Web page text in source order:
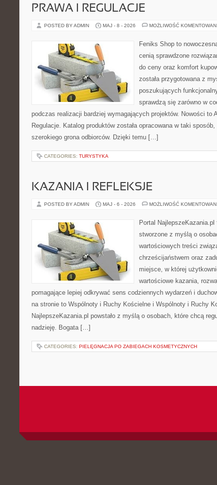
PRAWA I REGULACJE
POSTED BY ADMIN MAJ - 8 - 2026 MOŻLIWOŚĆ
Feniks Shop to
cenią sprawdzone
do ceny oraz komfort
została przygotowana z
poszukujących
sprawdzą się zarówno w
podczas realizacji bardziej wymagających projektów. Nowości to
Regulacje. Katalog produktów została opracowana w taki
szerokiego grona odbiorców. Dzięki temu […]
CATEGORIES: TURYSTYKA
KAZANIA I REFLEKSJE
POSTED BY ADMIN MAJ - 6 - 2026 MOŻLIWOŚĆ
Portal
stworzone z myślą o
wartościowych treści
chrześcijaństwem oraz
miejsce, w której
wartościowe kazania,
pomagające lepiej odkrywać sens codziennych wydarzeń i
na stronie to Wspólnoty i Ruchy Kościelne i Wspólnoty i Ruchy
NajlepszeKazania.pl powstało z myślą o osobach, które chcą
nadzieję. Bogata […]
CATEGORIES: PIELĘGNACJA PO ZABIEGACH KOSMETYCZNYCH